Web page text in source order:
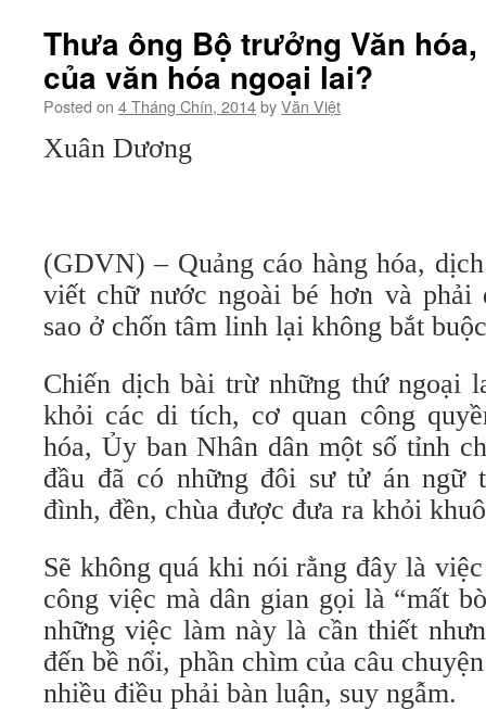
Thưa ông Bộ trưởng Văn
của văn hóa ngoại lai?
Posted on 4 Tháng Chín, 2014byVăn Việt
Xuân Dương
(GDVN) – Quảng cáo hàng hóa,
viết chữ nước ngoài bé hơn và
sao ở chốn tâm linh lại không bắt
Chiến dịch bài trừ những thứ
khỏi các di tích, cơ quan công
hóa, Ủy ban Nhân dân một số tỉnh
đầu đã có những đôi sư tử án ngữ
đình, đền, chùa được đưa ra khỏi
Sẽ không quá khi nói rằng đây là
công việc mà dân gian gọi là “mất
những việc làm này là cần thiết
đến bề nổi, phần chìm của câu
nhiều điều phải bàn luận, suy ngẫm.